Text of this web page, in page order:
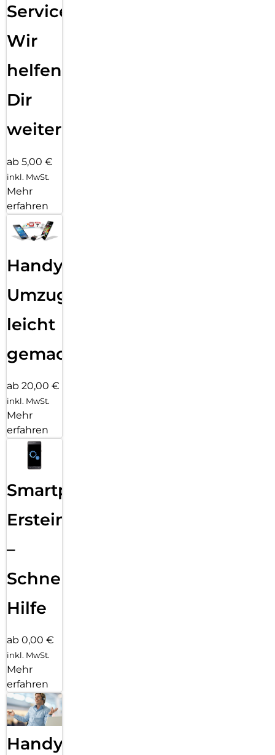
Service:
Wir
helfen
Dir
weiter
ab 5,00 €
inkl. MwSt.
Mehr
erfahren
Handy
Umzug
leicht
gemacht!
ab 20,00 €
inkl. MwSt.
Mehr
erfahren
Smartphone
Ersteinrichtung
–
Schnelle
Hilfe
ab 0,00 €
inkl. MwSt.
Mehr
erfahren
Handy